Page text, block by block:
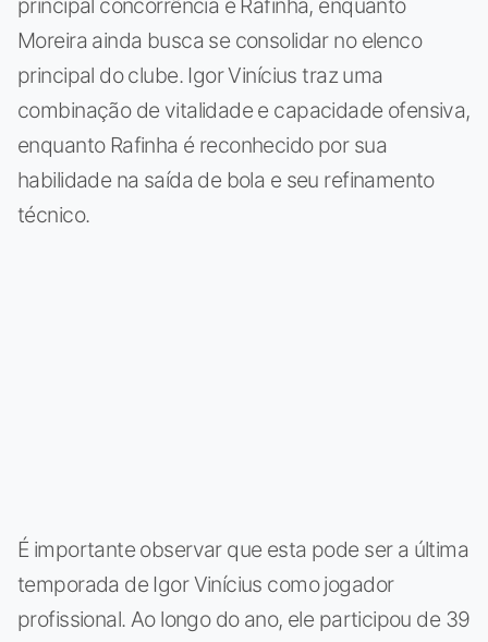
principal concorrência é Rafinha, enquanto
Moreira ainda busca se consolidar no elenco
principal do clube. Igor Vinícius traz uma
combinação de vitalidade e capacidade ofensiva,
enquanto Rafinha é reconhecido por sua
habilidade na saída de bola e seu refinamento
técnico.
É importante observar que esta pode ser a última
temporada de Igor Vinícius como jogador
profissional. Ao longo do ano, ele participou de 39